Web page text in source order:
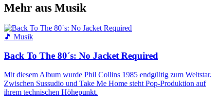
Mehr aus Musik
🎵 Musik
Back To The 80´s: No Jacket Required
Mit diesem Album wurde Phil Collins 1985 endgültig zum Weltstar.
Zwischen Sussudio und Take Me Home steht Pop-Produktion auf
ihrem technischen Höhepunkt.